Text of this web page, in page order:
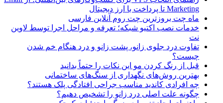
Marketing تا پرداخت با ارز دیجیتال
ماه چت بروزترین چت روم آنلاین فارسی
خدمات نصب اکتیو شبکه؛ تعرفه و مراحل اجرا توسط لاوین
نت
تفاوت درد جلوی زانو، پشت زانو و درد هنگام خم شدن
چیست؟
قبل از رنگ کردن مو این نکات را حتماً بدانید
بهترین روش‌های نگهداری از سنگ‌های ساختمانی
چه افرادی کاندید مناسب جراحی افتادگی پلک هستند؟
چگونه علت اصلی درد زانو را تشخیص دهیم؟